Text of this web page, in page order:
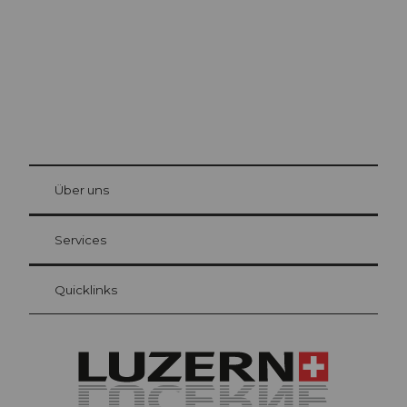
Gästekarte Luzern
Ihre Vorteile als Übernachtungsgast
at Bre
Über uns
Services
Quicklinks